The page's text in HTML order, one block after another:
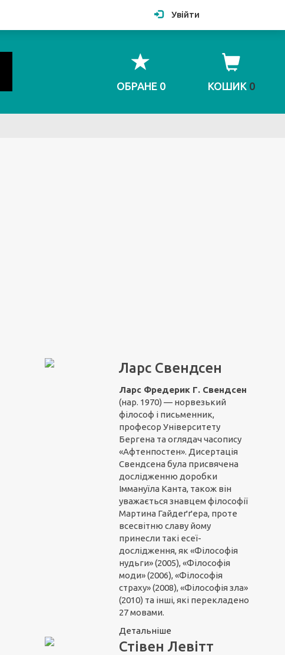
Увійти
ОБРАНЕ 0 КОШИК 0
Ларс Свендсен
Ларс Фредерик Г. Свендсен
(нар. 1970) — норвезький
філософ і письменник,
професор Університету
Бергена та оглядач часопису
«Афтенпостен». Дисертація
Свендсена була присвячена
дослідженню доробки
Іммануїла Канта, також він
уважається знавцем філософії
Мартина Гайдеґґера, проте
всесвітню славу йому
принесли такі есеї-
дослідження, як «Філософія
нудьги» (2005), «Філософія
моди» (2006), «Філософія
страху» (2008), «Філософія зла»
(2010) та інші, які перекладено
27 мовами.
Детальніше
Стівен Левітт